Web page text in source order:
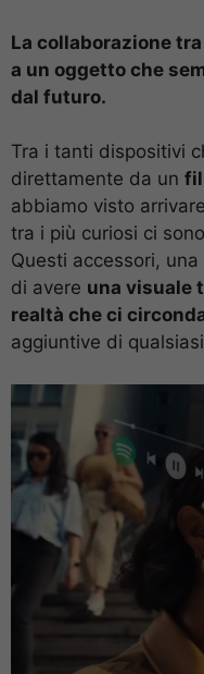
La collaborazione
a un oggetto che
dal futuro.
Tra i tanti dispositivi
direttamente da un
abbiamo visto
tra i più curiosi ci
Questi accessori,
di avere una visuale
realtà che ci
aggiuntive di